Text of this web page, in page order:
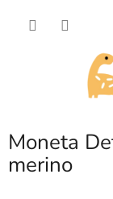
Moneta
merino